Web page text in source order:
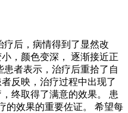
疗后，病情得到了显然改
，颜色变深， 逐渐接近正
者表示，治疗后重拾了自
反映，治疗过程中出现了
终取得了满意的效果。 患
的效果的重要佐证。 希望每